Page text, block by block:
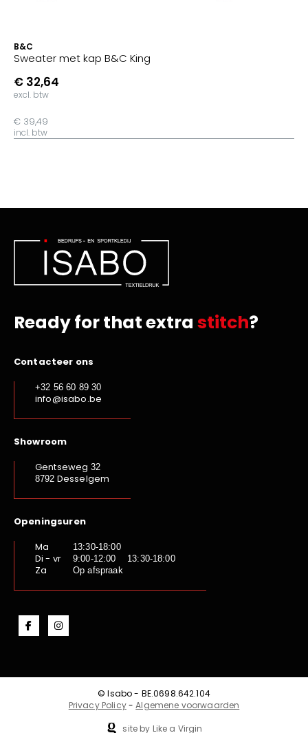
B&C
Sweater met kap B&C King
€ 32,64
excl. btw
€ 39,49
incl. btw
Ready for that extra stitch?
Contacteer ons
+32 56 60 89 30
info@isabo.be
Showroom
Gentseweg 32
8792 Desselgem
Openingsuren
Ma
13:30-18:00
Di - vr 9:00-12:00 13:30-18:00
Za Op afspraak
© Isabo - BE.0698.642.104
Privacy Policy-Algemene voorwaarden
site by Like a Virgin